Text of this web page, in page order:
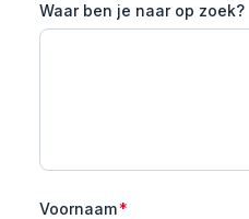
Waar ben je naar op zoek?
Voornaam*